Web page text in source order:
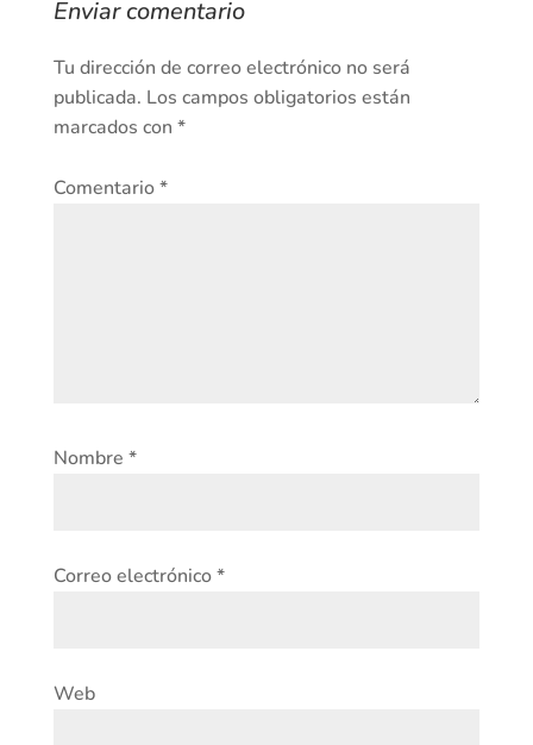
Enviar comentario
Tu dirección de correo electrónico no será
publicada. Los campos obligatorios están
marcados con *
Comentario*
Nombre *
Correo electrónico*
Web